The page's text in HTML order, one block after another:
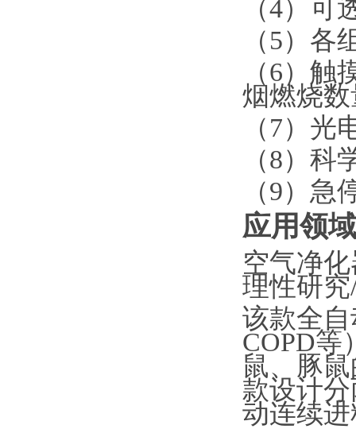
（4）可
（5）各
（6）触
烟燃烧
（7）光
（8）科
（9）急
应用领域
空气净
理性研
该款全
COPD等
鼠、豚
款设计
动连续